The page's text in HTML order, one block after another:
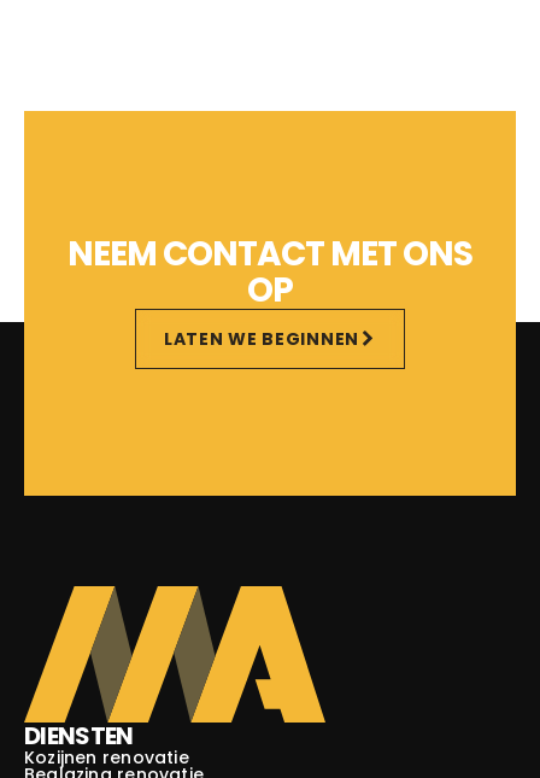
NEEM CONTACT MET ONS
OP
LATEN WE BEGINNEN
DIENSTEN
Kozijnen renovatie